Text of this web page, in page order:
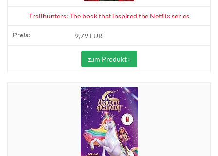
Trollhunters: The book that inspired the Netflix series
9,79 EUR
zum Produkt »